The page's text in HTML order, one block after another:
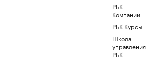
РБК
Компании
РБК Курсы
Школа
управления
РБК